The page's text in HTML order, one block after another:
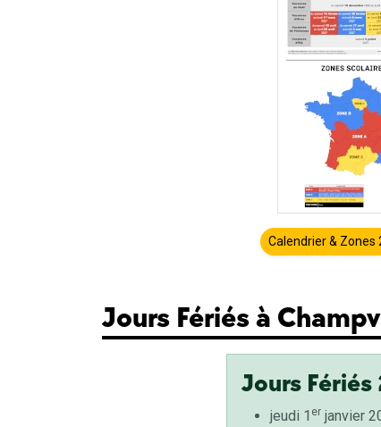
Calendrier & Zones
Jours Fériés à
Jours Fériés
jeudi 1 erjanvier